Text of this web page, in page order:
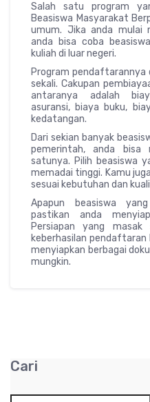
Salah satu program
Beasiswa Masyarakat
umum. Jika anda mulai
anda bisa coba
kuliah di luar negeri.
Program
sekali. Cakupan
antaranya adalah
asuransi, biaya buku,
kedatangan.
Dari sekian banyak
pemerintah, anda
satunya. Pilih beasiswa
memadai tinggi. Kamu
sesuai kebutuhan dan
Apapun beasiswa
pastikan anda
Persiapan yang
keberhasilan pendaftaran
menyiapkan berbagai
mungkin.
Cari